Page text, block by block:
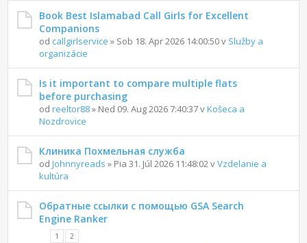
Book Best Islamabad Call Girls for Excellent
Companions
od callgirlservice » Sob 18. Apr 2026 14:00:50 v Služby a
organizácie
Is it important to compare multiple flats
before purchasing
odreeltor88» Ned 09. Aug 2026 7:40:37 vKošeca a
Nozdrovice
Клиника Похмельная служба
odJohnnyreads » Pia 31. Júl 2026 11:48:02 vVzdelanie a
kultúra
Обратные ссылки с помощью GSA Search
Engine Ranker
1 2